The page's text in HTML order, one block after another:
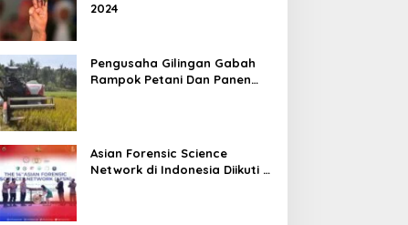
2024
Pengusaha Gilingan Gabah
Rampok Petani Dan Panen
Asian Forensic Science
Network di Indonesia Diikuti 17